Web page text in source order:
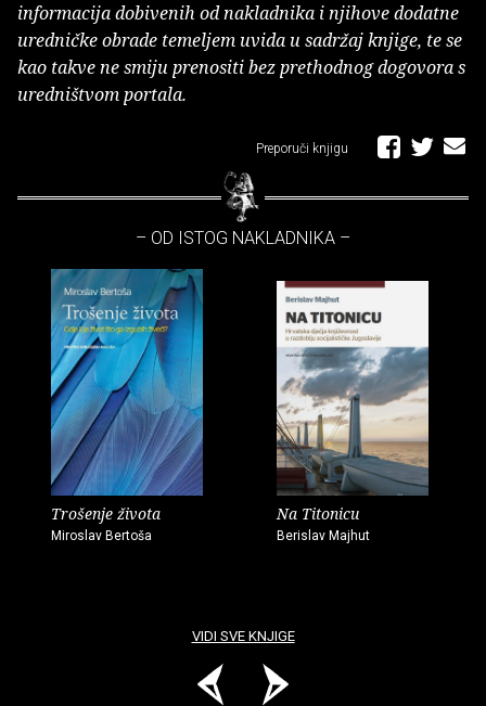
informacija dobivenih od nakladnika i njihove dodatne
uredničke obrade temeljem uvida u sadržaj knjige, te se
kao takve ne smiju prenositi bez prethodnog dogovora s
uredništvom portala.
Preporuči knjigu
– OD ISTOG NAKLADNIKA –
Trošenje života
Miroslav Bertoša
Na Titonicu
Berislav Majhut
VIDI SVE KNJIGE